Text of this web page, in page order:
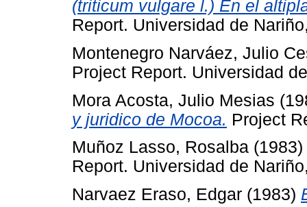
(triticum vulgare l.) En el
Report. Universidad de
Montenegro Narváez, Julio
Project Report. Universidad
Mora Acosta, Julio Mesias
y juridico de Mocoa. Project
Muñoz Lasso, Rosalba (1983)
Report. Universidad de
Narvaez Eraso, Edgar (1983)